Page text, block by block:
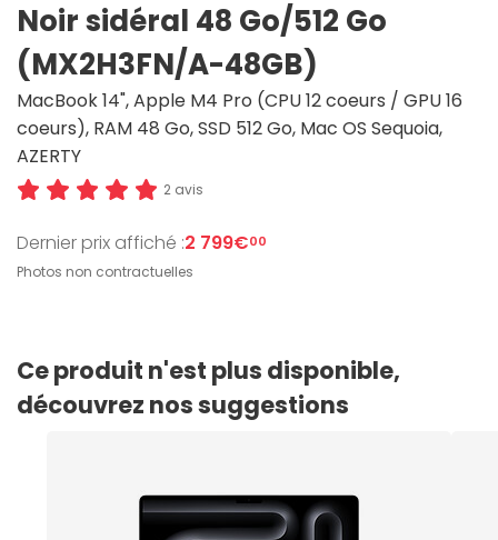
Noir sidéral 48 Go/512 Go
(MX2H3FN/A-48GB)
MacBook 14", Apple M4 Pro (CPU 12 coeurs / GPU 16
coeurs), RAM 48 Go, SSD 512 Go, Mac OS Sequoia,
AZERTY
2 avis
Dernier prix affiché :2 799€00
Photos non contractuelles
Ce produit n'est plus disponible,
découvrez nos suggestions